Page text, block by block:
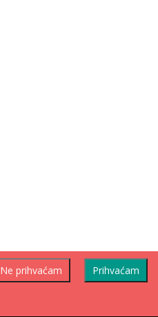
Prihvaćam
Ne prihvaćam